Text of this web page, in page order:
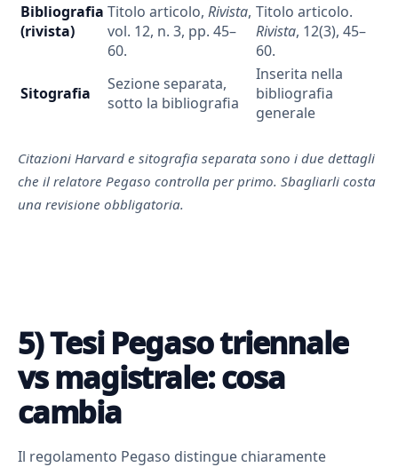
Bibliografia
(rivista)
Titolo articolo, Rivista,
vol. 12, n. 3, pp. 45–
60.
Titolo articolo.
Rivista, 12(3), 45–
60.
Sitografia
Sezione separata,
sotto la bibliografia
Inserita nella
bibliografia
generale
Citazioni Harvard e sitografia separata sono i due dettagli
che il relatore Pegaso controlla per primo. Sbagliarli costa
una revisione obbligatoria.
5) Tesi Pegaso triennale
vs magistrale: cosa
cambia
Il regolamento Pegaso distingue chiaramente